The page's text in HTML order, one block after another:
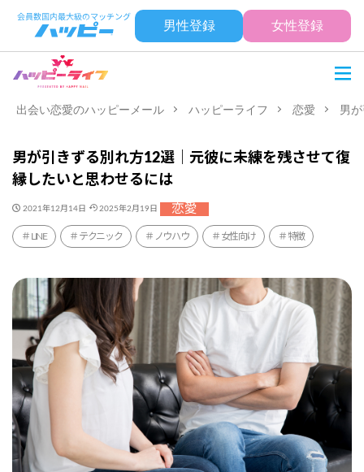
男性登録 女性登録
出会い恋愛のハッピーメール ハッピーライフ 恋愛 男
男が引きずる別れ方12選｜元彼に未練を残させて復
縁したいと思わせるには
2021年12月14日 2025年2月19日 恋愛
LINE テクニック ノウハウ 女性向け 特徴